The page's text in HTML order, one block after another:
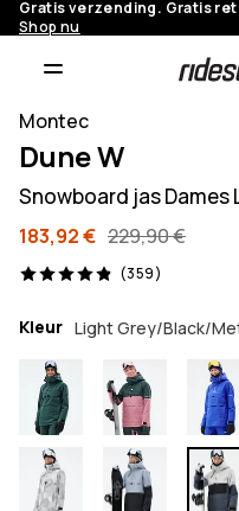
Gratis verzending. Gratis
Shop nu
Montec
Dune W
Snowboard jas
183,92 € 229,90 €
(359)
359 beoordelingen, 4.9/5
Kleur Light Grey/Black/